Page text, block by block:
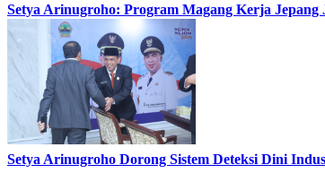
Setya Arinugroho: Program Magang Kerja Jepang
Setya Arinugroho Dorong Sistem Deteksi Dini